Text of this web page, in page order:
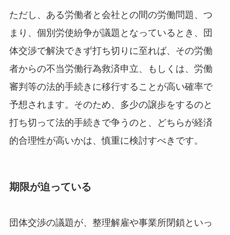
ただし、ある労働者と会社との間の労働問題、つ
まり、個別労使紛争が議題となっているとき、団
体交渉で解決できず打ち切りに至れば、その労働
者からの不当労働行為救済申立、もしくは、労働
審判等の法的手続きに移行することが高い確率で
予想されます。そのため、多少の譲歩をするのと
打ち切って法的手続きで争うのと、どちらが経済
的合理性が高いかは、慎重に検討すべきです。
期限が迫っている
団体交渉の議題が、整理解雇や事業所閉鎖といっ